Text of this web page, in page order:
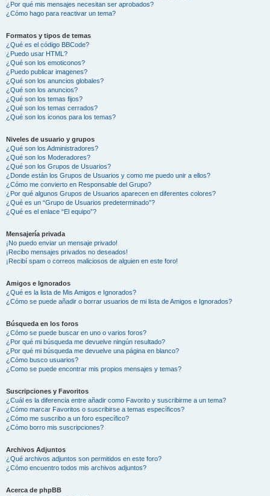
¿Por qué mis mensajes necesitan ser aprobados?
¿Cómo hago para reactivar un tema?
Formatos y tipos de temas
¿Qué es el código BBCode?
¿Puedo usar HTML?
¿Qué son los emoticonos?
¿Puedo publicar imagenes?
¿Qué son los anuncios globales?
¿Qué son los anuncios?
¿Qué son los temas fijos?
¿Qué son los temas cerrados?
¿Qué son los iconos para los temas?
Niveles de usuario y grupos
¿Qué son los Administradores?
¿Qué son los Moderadores?
¿Qué son los Grupos de Usuarios?
¿Donde están los Grupos de Usuarios y como me puedo unir a ellos?
¿Cómo me convierto en Responsable del Grupo?
¿Por qué algunos Grupos de Usuarios aparecen en diferentes colores?
¿Qué es un “Grupo de Usuarios predeterminado”?
¿Qué es el enlace “El equipo”?
Mensajería privada
¡No puedo enviar un mensaje privado!
¡Recibo mensajes privados no deseados!
¡Recibí spam o correos maliciosos de alguien en este foro!
Amigos e Ignorados
¿Qué es la lista de Mis Amigos e Ignorados?
¿Cómo se puede añadir o borrar usuarios de mi lista de Amigos e Ignorados?
Búsqueda en los foros
¿Cómo se puede buscar en uno o varios foros?
¿Por qué mi búsqueda me devuelve ningún resultado?
¿Por qué mi búsqueda me devuelve una página en blanco?
¿Cómo busco usuarios?
¿Como se puede encontrar mis propios mensajes y temas?
Suscripciones y Favoritos
¿Cuál es la diferencia entre añadir como Favorito y suscribirme a un tema?
¿Cómo marcar Favoritos o suscribirse a temas específicos?
¿Cómo me suscribo a un foro específico?
¿Cómo borro mis suscripciones?
Archivos Adjuntos
¿Qué archivos adjuntos son permitidos en este foro?
¿Cómo encuentro todos mis archivos adjuntos?
Acerca de phpBB